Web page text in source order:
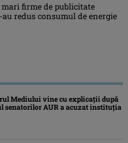
firme de publicitate
redus consumul de energie
Mediului vine cu explicații după
senatorilor AUR a acuzat instituția